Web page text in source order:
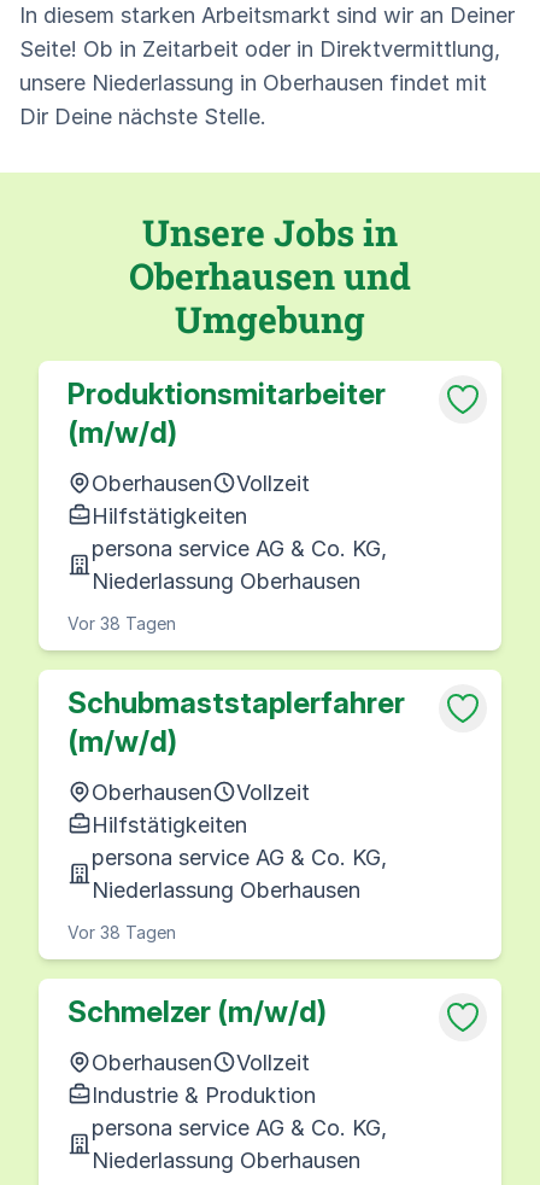
In diesem starken Arbeitsmarkt sind wir an Deiner
Seite! Ob in Zeitarbeit oder in Direktvermittlung,
unsere Niederlassung in Oberhausen findet mit
Dir Deine nächste Stelle.
Unsere Jobs in
Oberhausen und
Umgebung
Produktionsmitarbeiter
(m/w/d)
Oberhausen
Vollzeit
Hilfstätigkeiten
persona service AG & Co. KG,
Niederlassung Oberhausen
Vor 38 Tagen
Schubmaststaplerfahrer
(m/w/d)
Oberhausen
Vollzeit
Hilfstätigkeiten
persona service AG & Co. KG,
Niederlassung Oberhausen
Vor 38 Tagen
Schmelzer (m/w/d)
Oberhausen
Vollzeit
Industrie & Produktion
persona service AG & Co. KG,
Niederlassung Oberhausen